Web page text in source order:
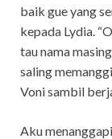
baik gue yang
kepada Lydia.
tau nama
saling
Voni sambil
Aku